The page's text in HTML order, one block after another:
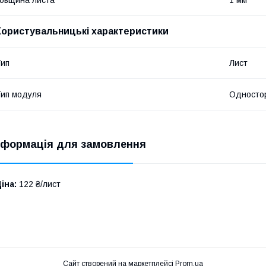
характеристики
Лист
модуля
для замовлення
122 ₴/лист
Сайт створений на маркетплейсі Prom.ua